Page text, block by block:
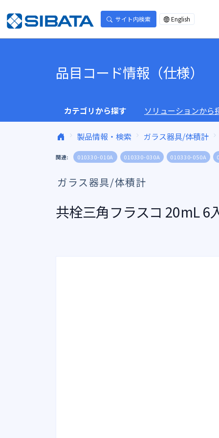
サイト内検索 English
品目コード情報（仕様）
カテゴリから探す ソリューションから
製品情報・検索 ガラス器具/体積計
関連: 010330-010A 010330-030A 010330-050A
ガラス器具/体積計
共栓三角フラスコ 20mL 6